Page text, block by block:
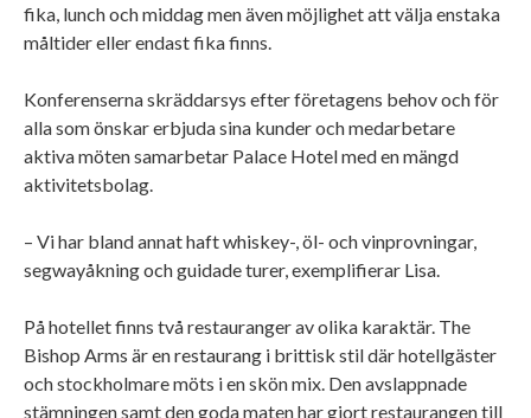
fika, lunch och middag men även möjlighet att välja enstaka
måltider eller endast fika finns.
Konferenserna skräddarsys efter företagens behov och för
alla som önskar erbjuda sina kunder och medarbetare
aktiva möten samarbetar Palace Hotel med en mängd
aktivitetsbolag.
– Vi har bland annat haft whiskey-, öl- och vinprovningar,
segwayåkning och guidade turer, exemplifierar Lisa.
På hotellet finns två restauranger av olika karaktär. The
Bishop Arms är en restaurang i brittisk stil där hotellgäster
och stockholmare möts i en skön mix. Den avslappnade
stämningen samt den goda maten har gjort restaurangen till